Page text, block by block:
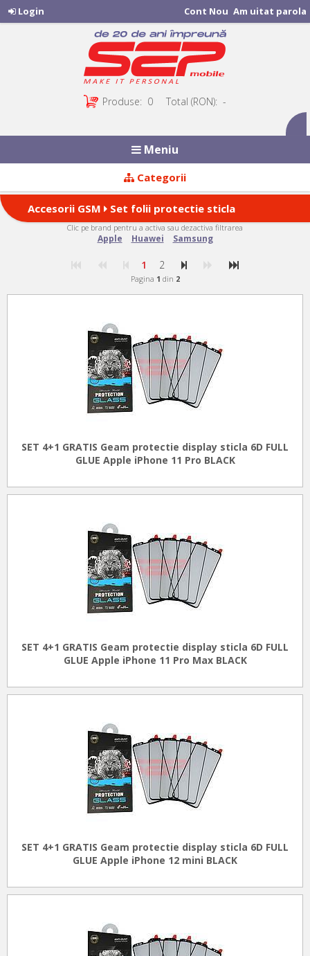
Login Cont Nou Am uitat parola
Produse: 0 Total (RON): -
Meniu
Categorii
Accesorii GSM
Set folii protectie sticla
6D (17 produse)
Clic pe brand pentru a activa sau dezactiva filtrarea
Apple Huawei Samsung
1 2
Pagina 1 din 2
SET 4+1 GRATIS Geam protectie display sticla 6D FULL
GLUE Apple iPhone 11 Pro BLACK
SET 4+1 GRATIS Geam protectie display sticla 6D FULL
GLUE Apple iPhone 11 Pro Max BLACK
SET 4+1 GRATIS Geam protectie display sticla 6D FULL
GLUE Apple iPhone 12 mini BLACK